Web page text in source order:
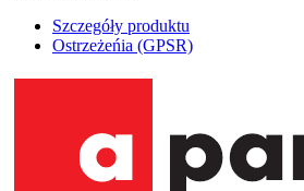
Szczegóły produktu
Ostrzeżeńia (GPSR)